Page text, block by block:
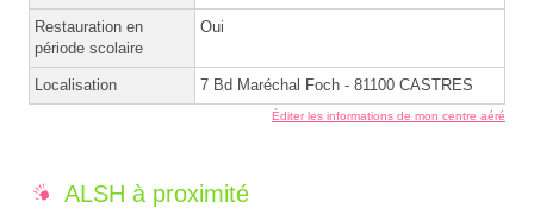
Restauration en
période scolaire
Oui
Localisation 7 Bd Maréchal Foch - 81100 CASTRES
Éditer les informations de mon centre aéré
ALSH à proximité